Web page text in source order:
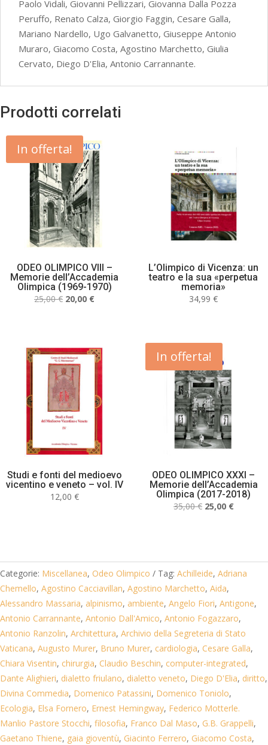
Paolo Vidali, Giovanni Pellizzari, Giovanna Dalla Pozza
Peruffo, Renato Calza, Giorgio Faggin, Cesare Galla,
Mariano Nardello, Ugo Galvanetto, Giuseppe Antonio
Muraro, Giacomo Costa, Agostino Marchetto, Giulia
Cervato, Diego D'Elia, Antonio Carrannante.
Prodotti correlati
In offerta!
ODEO OLIMPICO VIII –
Memorie dell’Accademia
Olimpica (1969-1970)
25,00€ Il
25,00 €.
20,00 €Il
20,00 €.
L’Olimpico di Vicenza: un
teatro e la sua «perpetua
memoria»
34,99€
Studi e fonti del medioevo
vicentino e veneto – vol. IV
12,00 €
In offerta!
ODEO OLIMPICO XXXI –
Memorie dell’Accademia
Olimpica (2017-2018)
35,00€ Il
35,00 €.
25,00 €Il
25,00 €.
Categorie: Miscellanea, Odeo Olimpico Tag: Achilleide, Adriana
Chemello, Agostino Cacciavillan, Agostino Marchetto, Aida,
Alessandro Massaria, alpinismo, ambiente, Angelo Fiori, Antigone,
Antonio Carrannante, Antonio Dall'Amico, Antonio Fogazzaro,
Antonio Ranzolin, Architettura, Archivio della Segreteria di Stato
Vaticana, Augusto Murer, Bruno Murer, cardiologia, Cesare Galla,
Chiara Visentin, chirurgia, Claudio Beschin, computer-integrated,
Dante Alighieri, dialetto friulano, dialetto veneto, Diego D'Elia, diritto,
Divina Commedia, Domenico Patassini, Domenico Toniolo,
Ecologia, Elsa Fornero, Ernest Hemingway, Federico Motterle.
Manlio Pastore Stocchi, filosofia, Franco Dal Maso, G.B. Grappelli,
Gaetano Thiene, gaia gioventù, Giacinto Ferrero, Giacomo Costa,